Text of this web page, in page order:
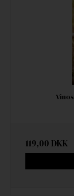
119,00 DKK